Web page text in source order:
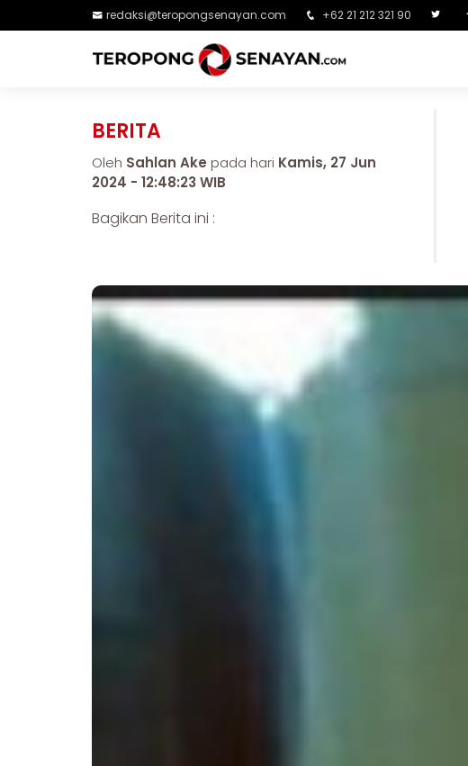
redaksi@teropongsenayan.com +62 21 212 321 90
BERITA
Oleh Sahlan Ake pada hari Kamis, 27 Jun
2024 - 12:48:23 WIB
Bagikan Berita ini :